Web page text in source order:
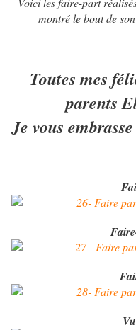
montré le bout de
Toutes mes
parents
Je vous